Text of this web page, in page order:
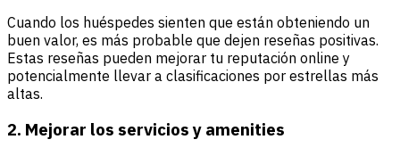
Cuando los huéspedes sienten que están obteniendo un
buen valor, es más probable que dejen reseñas positivas.
Estas reseñas pueden mejorar tu reputación online y
potencialmente llevar a clasificaciones por estrellas más
altas.
2. Mejorar los servicios y amenities